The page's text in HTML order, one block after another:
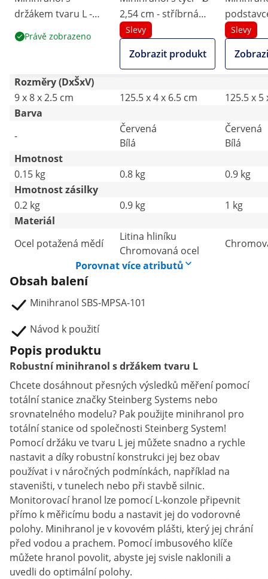
držákem tvaru L -
měděná vrstva
Právě zobrazeno
2,54 cm - stříbrná
vrstva
Slevy
Zobrazit produkt
cm -
Slevy
Rozměry (DxŠxV)
9 x 8 x 2.5 cm
125.5 x 4 x 6.5 cm
125.5 x 5
Barva
-
Červená
Bílá
Červená
Bílá
Hmotnost
0.15 kg
0.8 kg
0.9 kg
Hmotnost zásilky
0.2 kg
0.9 kg
1 kg
Materiál
Ocel potažená mědí
Litina hliníku
Chromovaná ocel
Porovnat více atributů
Obsah balení
Minihranol SBS-MPSA-101
Návod k použití
Popis produktu
Robustní minihranol s držákem tvaru L
Chcete dosáhnout přesných výsledků měření pomocí
totální stanice značky Steinberg Systems nebo
srovnatelného modelu? Pak použijte minihranol pro
totální stanice od společnosti Steinberg System!
Pomocí držáku ve tvaru L jej můžete snadno a rychle
nastavit a díky robustní konstrukci jej bez obav
používat i v náročných podmínkách, například na
staveništi, v tunelech nebo při stavbě silnic.
Monitorovací hranol lze pomocí L-konzole připevnit
přímo k měřicímu bodu a nastavit jej do vodorovné
polohy. Minihranol je v kovovém plášti, který jej chrání
před vodou a prachem. Pomocí imbusového klíče
můžete hranol povolit, abyste jej svisle naklonili a
uvedli do optimální polohy.